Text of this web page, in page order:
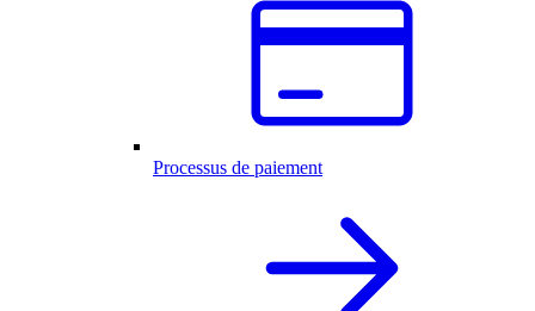
Processus de paiement